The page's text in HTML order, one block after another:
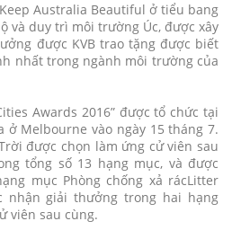
Australia Beautiful ở tiểu bang
và duy trì môi trường Úc, được xây
được KVB trao tặng được biết
nhất trong ngành môi trường của
Awards 2016” được tổ chức tại
Melbourne vào ngày 15 tháng 7.
được chọn làm ứng cử viên sau
tổng số 13 hạng mục, và được
mục Phòng chống xả rácLitter
nhận giải thưởng trong hai hạng
viên sau cùng.